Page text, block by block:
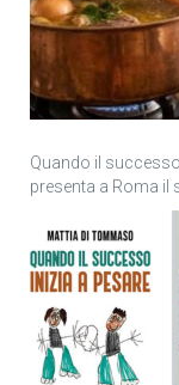
Quando il
presenta a Roma il